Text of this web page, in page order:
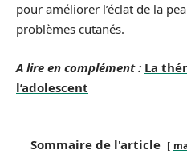
pour améliorer l’éclat de la
problèmes cutanés.
A lire en complément : La
l’adolescent
Sommaire de l'article